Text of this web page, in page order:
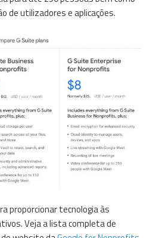
de utilizadores e aplicações.
proporcionar tecnologia às
Veja a lista completa de